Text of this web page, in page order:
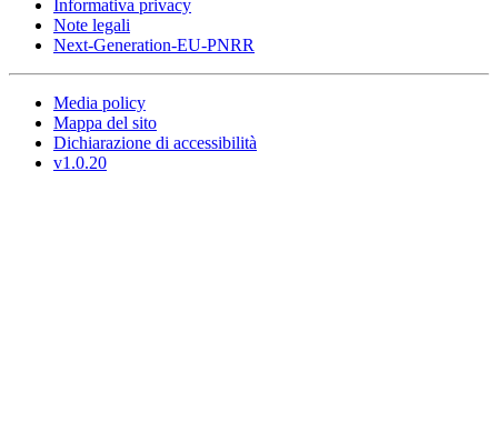
Informativa privacy
Note legali
Next-Generation-EU-PNRR
Media policy
Mappa del sito
Dichiarazione di accessibilità
v1.0.20